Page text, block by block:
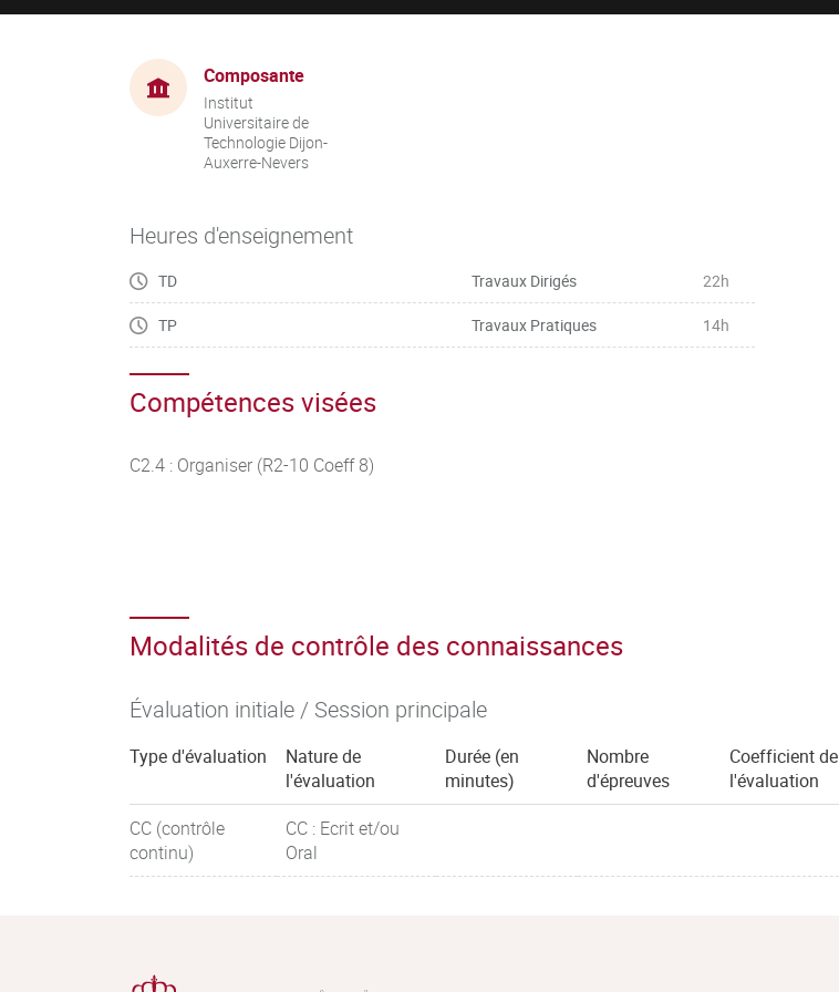
Composante
Institut
Universitaire de
Technologie Dijon-
Auxerre-Nevers
Heures d'enseignement
TD Travaux Dirigés 22h
TP Travaux Pratiques 14h
Compétences visées
C2.4 : Organiser (R2-10 Coeff 8)
Modalités de contrôle des connaissances
Évaluation initiale / Session principale
Type d'évaluation
Nature de
l'évaluation
Durée (en
minutes)
Nombre
d'épreuves
Coefficient de
l'évaluation
CC (contrôle
continu)
CC : Ecrit et/ou
Oral